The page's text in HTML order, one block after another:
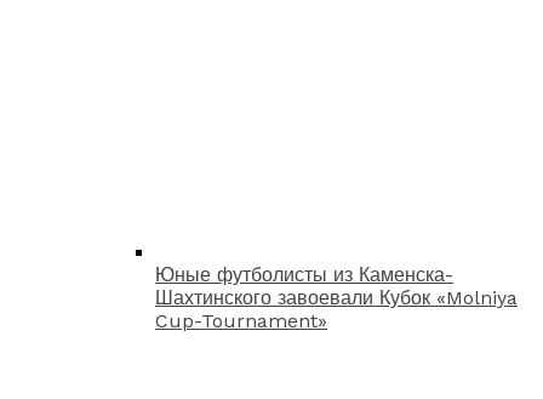
Юные футболисты из Каменска-
Шахтинского завоевали Кубок «Molniya
Cup-Tournament»